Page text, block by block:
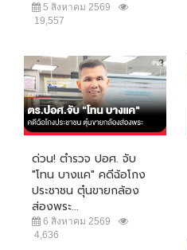
5 สิงหาคม 2569
19,557
ด่วน! ตำรวจ ปอศ. จับ
"โทน บางแค" คดีฉ้อโกง
ประชาชน ตุ๋นขายกล้อง
ส่องพระ...
6 สิงหาคม 2569
4,636